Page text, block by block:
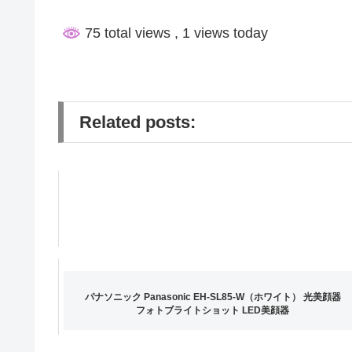
75 total views , 1 views today
Related posts:
パナソニック Panasonic EH-SL85-W（ホワイト） 光美顔器
フォトブライトショット LED美顔器